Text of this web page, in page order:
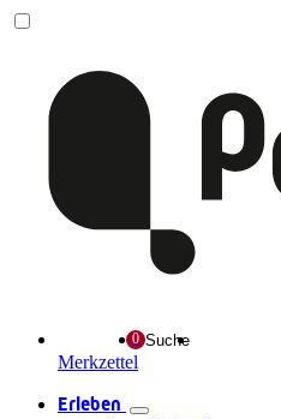
Merkzettel
Suche
Erleben